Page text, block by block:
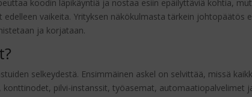
koodin läpikäyntiä ja nostaa esiin epäilyttäviä kohtia,
vaikeita. Yrityksen näkökulmasta tärkein johtopäätös
ja korjataan.
selkeydestä. Ensimmäinen askel on selvittää, missä
pilvi-instanssit, työasemat, automaatiopalvelimet